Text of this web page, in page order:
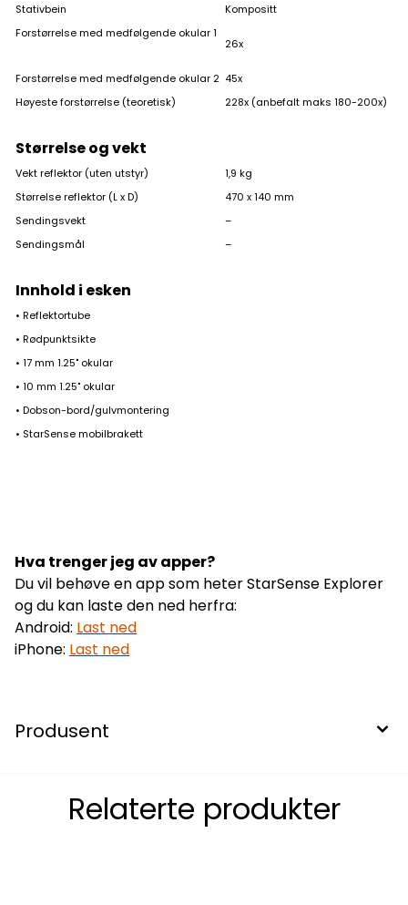
Stativbein
Kompositt
Forstørrelse med medfølgende okular 1
26x
Forstørrelse med medfølgende okular 2 45x
Høyeste forstørrelse (teoretisk)
228x (anbefalt maks 180-200x)
Størrelse og vekt
Vekt reflektor (uten utstyr)
1,9 kg
Størrelse reflektor (L x D)
470 x 140 mm
Sendingsvekt
–
Sendingsmål
–
Innhold i esken
• Reflektortube
• Rødpunktsikte
• 17 mm 1.25" okular
• 10 mm 1.25" okular
• Dobson-bord/gulvmontering
• StarSense mobilbrakett
Hva trenger jeg av apper?
Du vil behøve en app som heter StarSense Explorer
og du kan laste den ned herfra:
Android: Last ned
iPhone: Last ned
Produsent
Relaterte produkter
På lager